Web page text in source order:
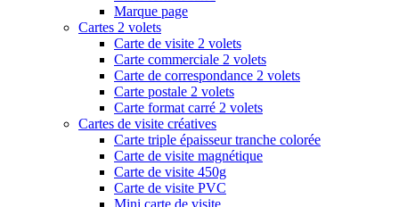
Marque page
Cartes 2 volets
Carte de visite 2 volets
Carte commerciale 2 volets
Carte de correspondance 2 volets
Carte postale 2 volets
Carte format carré 2 volets
Cartes de visite créatives
Carte triple épaisseur tranche colorée
Carte de visite magnétique
Carte de visite 450g
Carte de visite PVC